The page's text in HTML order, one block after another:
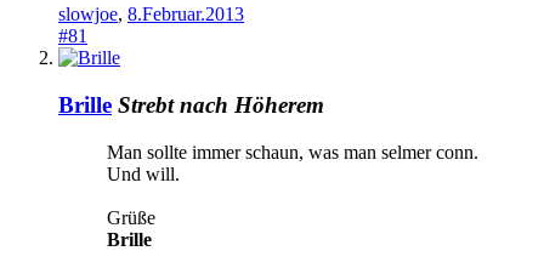
slowjoe, 8.Februar.2013
#81
Brille Strebt nach Höherem
Man sollte immer schaun, was man selmer conn.
Und will.
Grüße
Brille